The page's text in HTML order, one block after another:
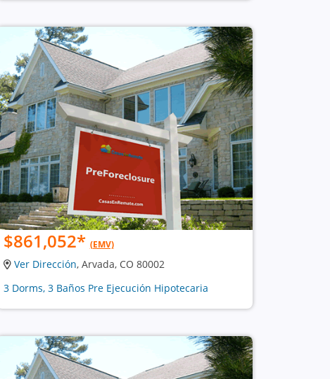
$861,052* (EMV)
Ver Dirección, Arvada, CO 80002
3 Dorms, 3 Baños Pre Ejecución Hipotecaria